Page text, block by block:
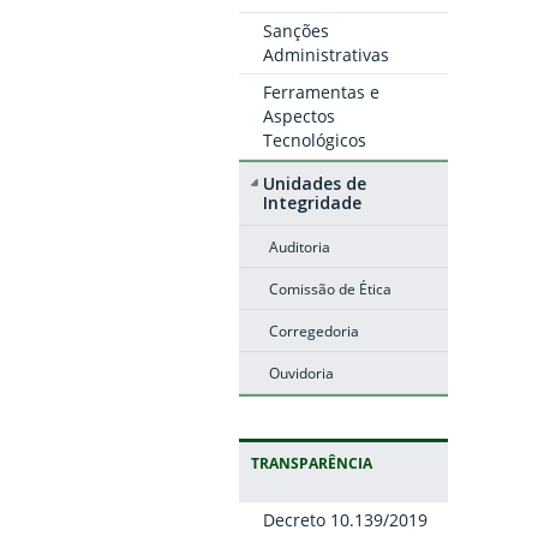
Sanções
Administrativas
Ferramentas e
Aspectos
Tecnológicos
Unidades de
Integridade
Auditoria
Comissão de Ética
Corregedoria
Ouvidoria
TRANSPARÊNCIA
Decreto 10.139/2019